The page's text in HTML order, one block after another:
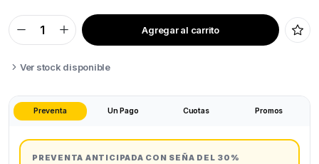
ALGOLASER
ALPHA
40W
quantity
Agregar al carrito
Ver stock disponible
Preventa Un Pago Cuotas Promos
PREVENTA ANTICIPADA CON SEÑA DEL 30%